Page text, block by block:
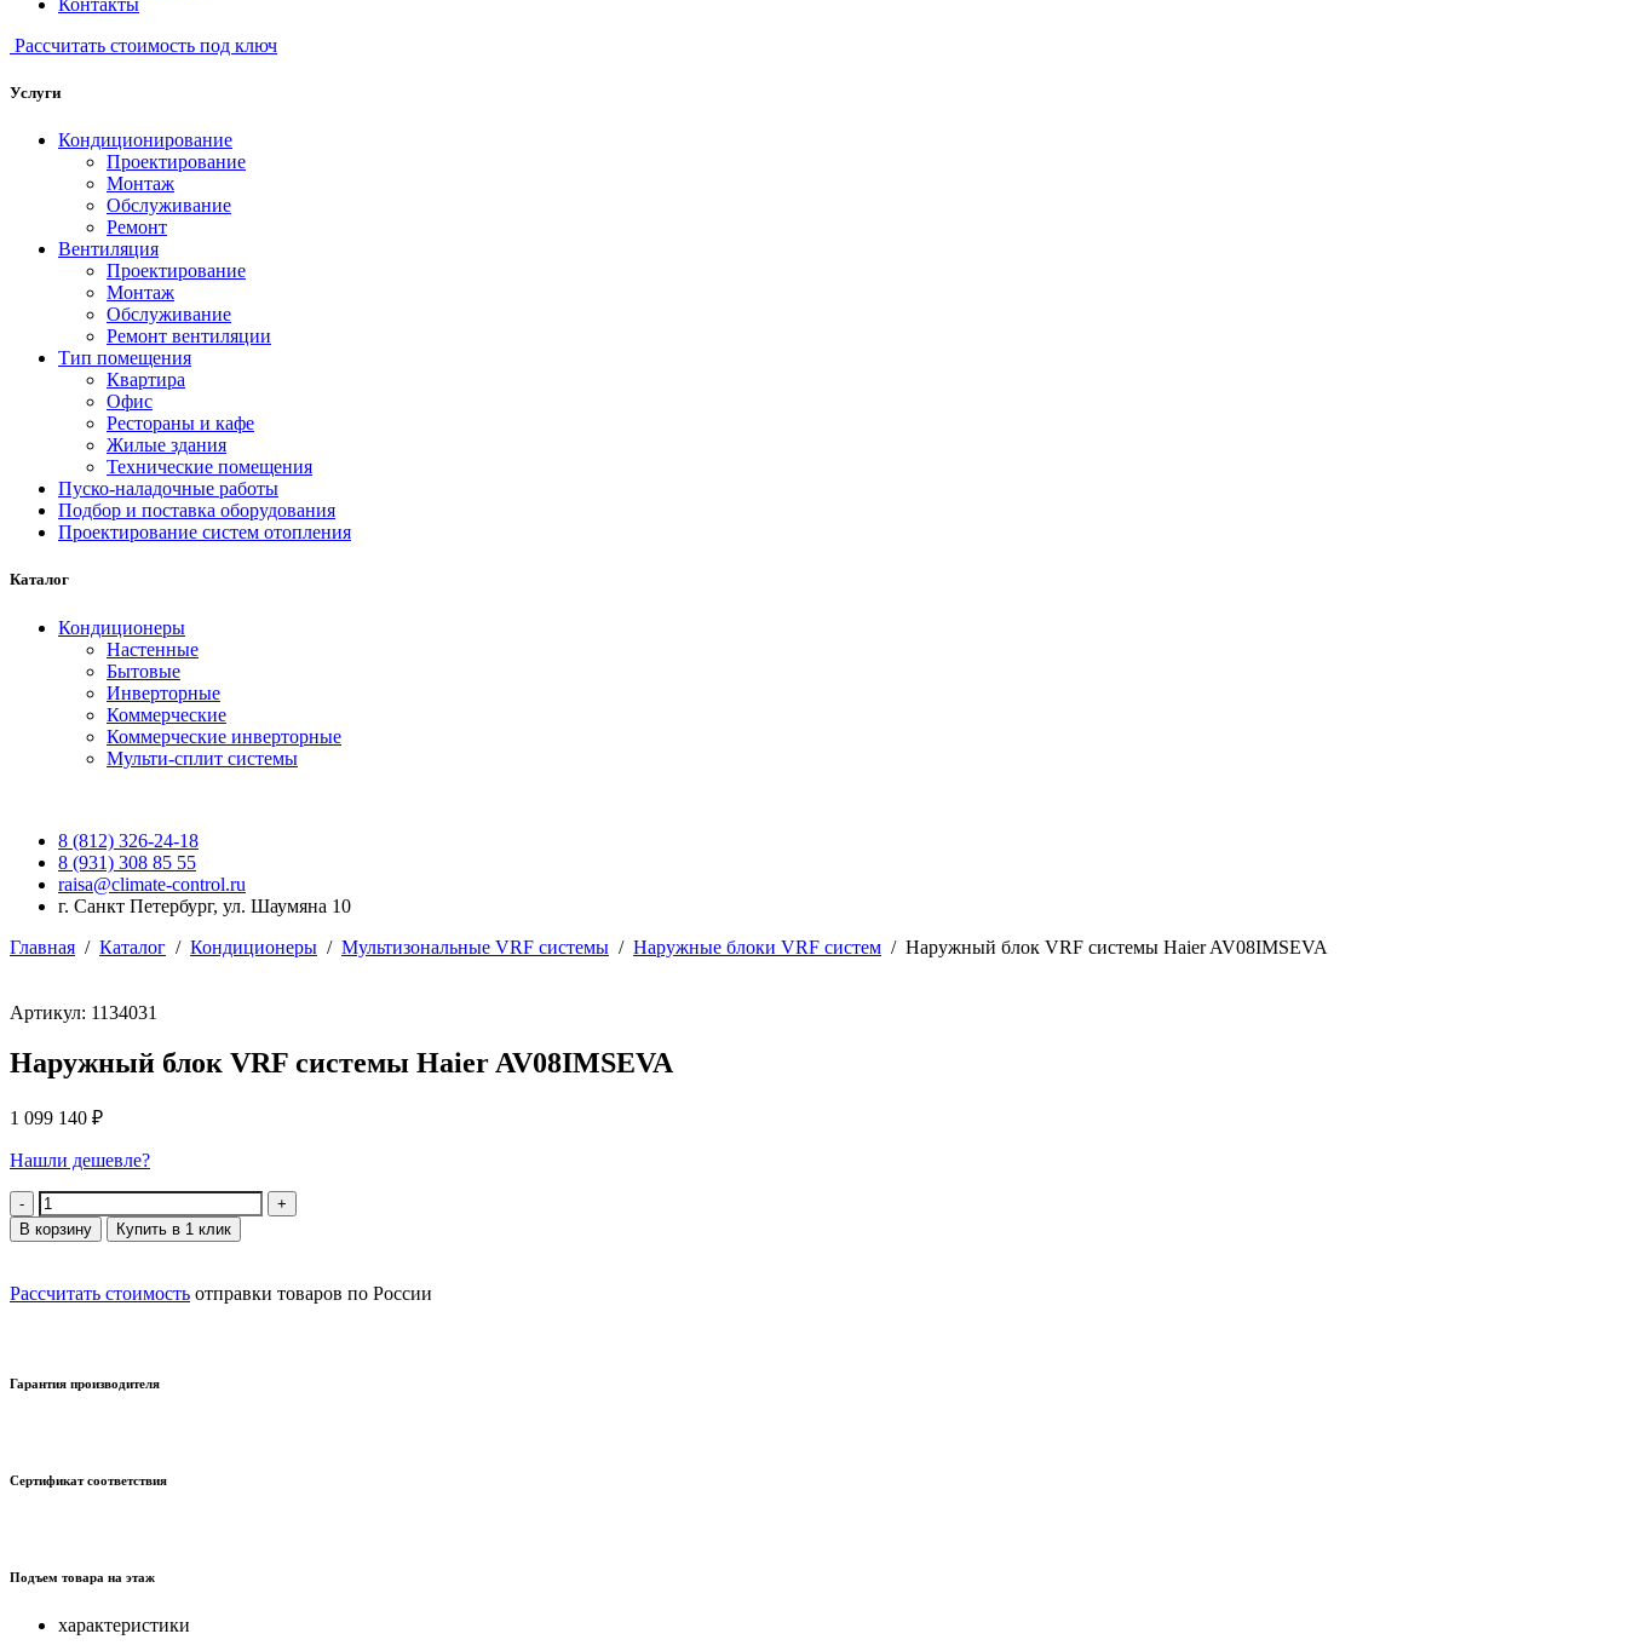
Рассчитать стоимость под ключ
Услуги
Кондиционирование
Проектирование
Монтаж
Обслуживание
Ремонт
Вентиляция
Проектирование
Монтаж
Обслуживание
Ремонт вентиляции
Тип помещения
Квартира
Офис
Рестораны и кафе
Жилые здания
Технические помещения
Пуско-наладочные работы
Подбор и поставка оборудования
Проектирование систем отопления
Каталог
Кондиционеры
Настенные
Бытовые
Инверторные
Коммерческие
Коммерческие инверторные
Мульти-сплит системы
8 (812) 326-24-18
8 (931) 308 85 55
raisa@climate-control.ru
г. Санкт Петербург, ул. Шаумяна 10
Главная / Каталог / Кондиционеры / Мультизональные VRF системы / Наружные блоки VRF систем / Наружный блок VRF системы Haier AV08IMSEVA
Артикул: 1134031
Наружный блок VRF системы Haier AV08IMSEVA
1 099 140 ₽
Нашли дешевле?
Количество
В корзину Купить в 1 клик
Рассчитать стоимость отправки товаров по России
Гарантия производителя
Сертификат соответствия
Подъем товара на этаж
характеристики